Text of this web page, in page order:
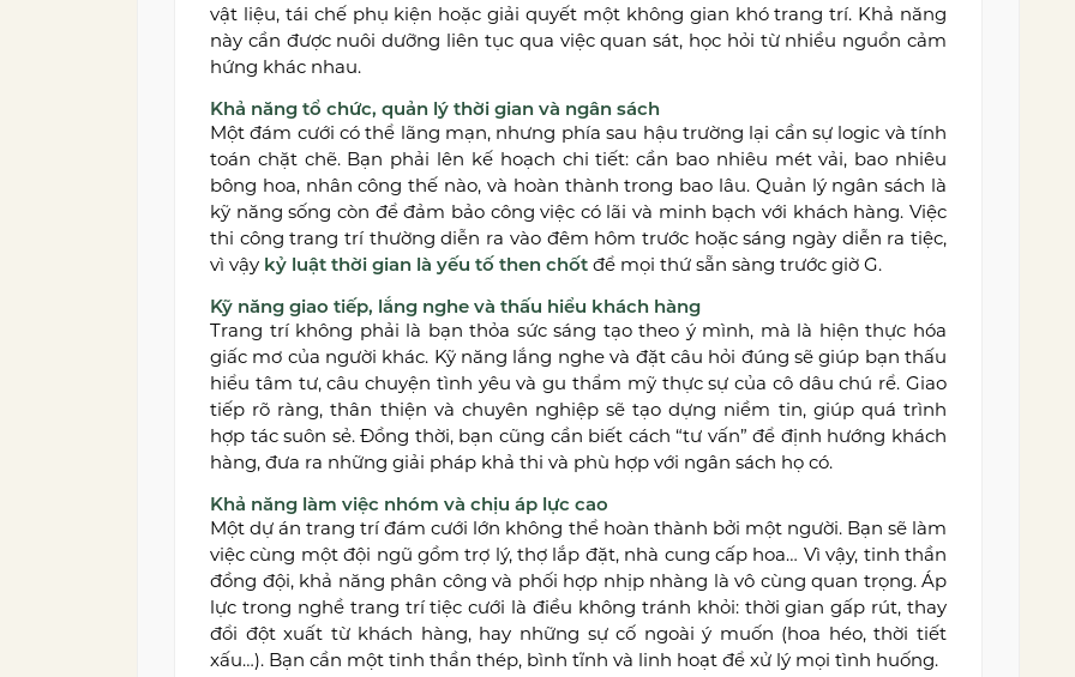
vật liệu, tái chế phụ kiện hoặc giải quyết một không gian khó trang trí. Khả năng
này cần được nuôi dưỡng liên tục qua việc quan sát, học hỏi từ nhiều nguồn cảm
hứng khác nhau.
Khả năng tổ chức, quản lý thời gian và ngân sách
Một đám cưới có thể lãng mạn, nhưng phía sau hậu trường lại cần sự logic và tính
toán chặt chẽ. Bạn phải lên kế hoạch chi tiết: cần bao nhiêu mét vải, bao nhiêu
bông hoa, nhân công thế nào, và hoàn thành trong bao lâu. Quản lý ngân sách là
kỹ năng sống còn để đảm bảo công việc có lãi và minh bạch với khách hàng. Việc
thi công trang trí thường diễn ra vào đêm hôm trước hoặc sáng ngày diễn ra tiệc,
vì vậy kỷ luật thời gian là yếu tố then chốt để mọi thứ sẵn sàng trước giờ G.
Kỹ năng giao tiếp, lắng nghe và thấu hiểu khách hàng
Trang trí không phải là bạn thỏa sức sáng tạo theo ý mình, mà là hiện thực hóa
giấc mơ của người khác. Kỹ năng lắng nghe và đặt câu hỏi đúng sẽ giúp bạn thấu
hiểu tâm tư, câu chuyện tình yêu và gu thẩm mỹ thực sự của cô dâu chú rể. Giao
tiếp rõ ràng, thân thiện và chuyên nghiệp sẽ tạo dựng niềm tin, giúp quá trình
hợp tác suôn sẻ. Đồng thời, bạn cũng cần biết cách “tư vấn” để định hướng khách
hàng, đưa ra những giải pháp khả thi và phù hợp với ngân sách họ có.
Khả năng làm việc nhóm và chịu áp lực cao
Một dự án trang trí đám cưới lớn không thể hoàn thành bởi một người. Bạn sẽ làm
việc cùng một đội ngũ gồm trợ lý, thợ lắp đặt, nhà cung cấp hoa… Vì vậy, tinh thần
đồng đội, khả năng phân công và phối hợp nhịp nhàng là vô cùng quan trọng. Áp
lực trong nghề trang trí tiệc cưới là điều không tránh khỏi: thời gian gấp rút, thay
đổi đột xuất từ khách hàng, hay những sự cố ngoài ý muốn (hoa héo, thời tiết
xấu…). Bạn cần một tinh thần thép, bình tĩnh và linh hoạt để xử lý mọi tình huống.